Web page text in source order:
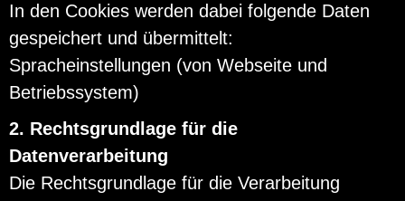
In den Cookies werden dabei folgende Daten
gespeichert und übermittelt:
Spracheinstellungen (von Webseite und
Betriebssystem)
2. Rechtsgrundlage für die
Datenverarbeitung
Die Rechtsgrundlage für die Verarbeitung